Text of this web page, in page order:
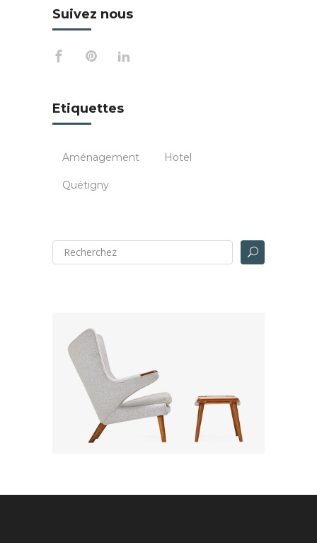
Suivez nous
Etiquettes
Aménagement Hotel
Quétigny